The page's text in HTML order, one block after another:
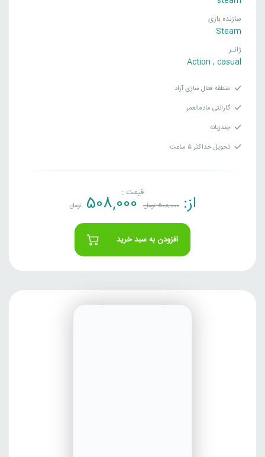
سازنده بازی
Steam
ژانـر
Action , casual
منطقه فعال سازی آزاد
گارانتی مادمالعمر
چندزبانه
تحویل حداکثر ۵ ساعت
قیمت : از: 508,000تومان 508,000 تومان
افزودن به سبد خرید